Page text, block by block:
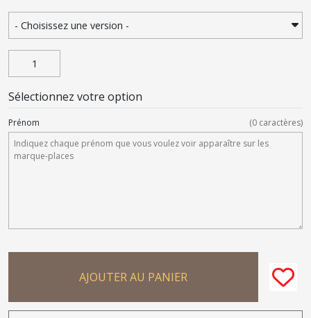
Sélectionnez votre option
Prénom (0 caractères)
AJOUTER AU PANIER